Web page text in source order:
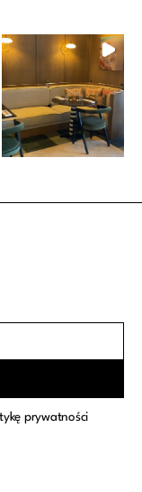
prywatności